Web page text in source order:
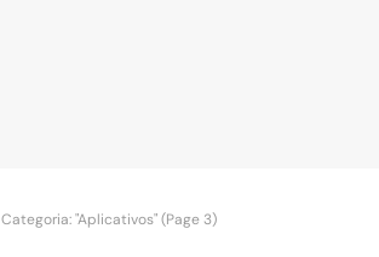
Categoria: "Aplicativos" (Page 3)